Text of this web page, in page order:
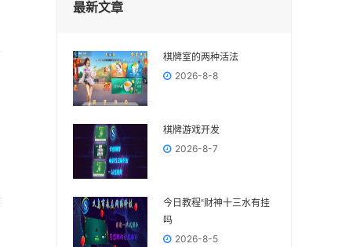
最新文章
棋牌室的两种活法
2026-8-8
棋牌游戏开发
2026-8-7
今日教程“财神十三水有挂
吗
2026-8-5